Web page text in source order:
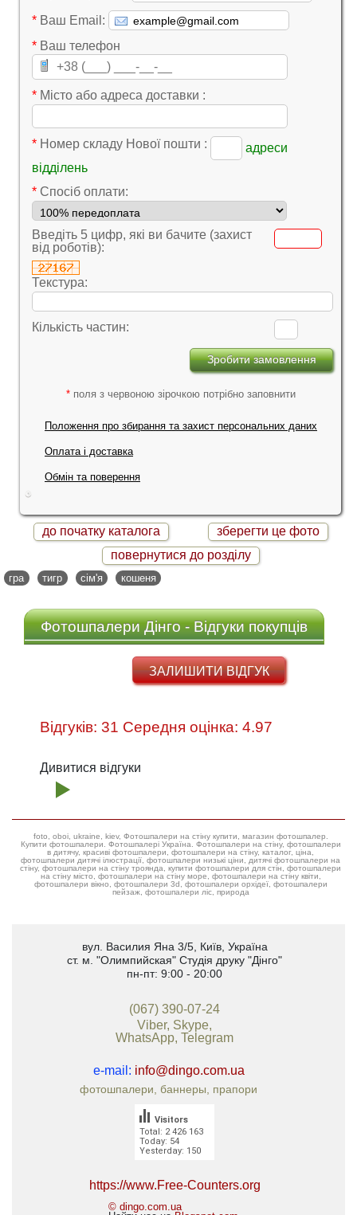
* Ваш Email:
* Ваш телефон
* Місто або адреса доставки :
* Номер складу Нової пошти :
адреси
відділень
* Cпосіб оплати:
Введіть 5 цифр, які ви бачите (захист
від роботів):
Текстура:
Кількість частин:
* поля з червоною зірочкою потрібно заповнити
Положення про збирання та захист персональних даних
Оплата і доставка
Обмін та поверення
до початку каталога
зберегти це фото
повернутися до розділу
гра тигр сім'я кошеня
Фотошпалери Дінго - Відгуки покупців
ЗАЛИШИТИ ВІДГУК
Відгуків: 31 Середня оцінка: 4.97
Дивитися відгуки
foto, oboi, ukraine, kiev, Фотошпалери на стіну купити, магазин фотошпалер.
Купити фотошпалери. Фотошпалері Україна. Фотошпалери на стіну, фотошпалери
в дитячу, красиві фотошпалери, фотошпалери на стіну, каталог, ціна,
фотошпалери дитячі ілюстрації, фотошпалери низькі ціни, дитячі фотошпалери на
стіну, фотошпалери на стіну троянда, купити фотошпалери для стін, фотошпалери
на стіну місто, фотошпалери на стіну море, фотошпалери на стіну квіти,
фотошпалери вікно, фотошпалери 3d, фотошпалери орхідеї, фотошпалери
пейзаж, фотошпалери ліс, природа
вул. Василия Яна 3/5, Київ, Україна
ст. м. "Олимпийская" Студія друку "Дінго"
пн-пт: 9:00 - 20:00
(067) 390-07-24
Viber, Skype,
WhatsApp, Telegram
e-mail: info@dingo.com.ua
фотошпалери, баннеры, прапори
Total: 2 426 163
Today: 54
Yesterday: 150
Visitors
https://www.Free-Counters.org
© dingo.com.ua